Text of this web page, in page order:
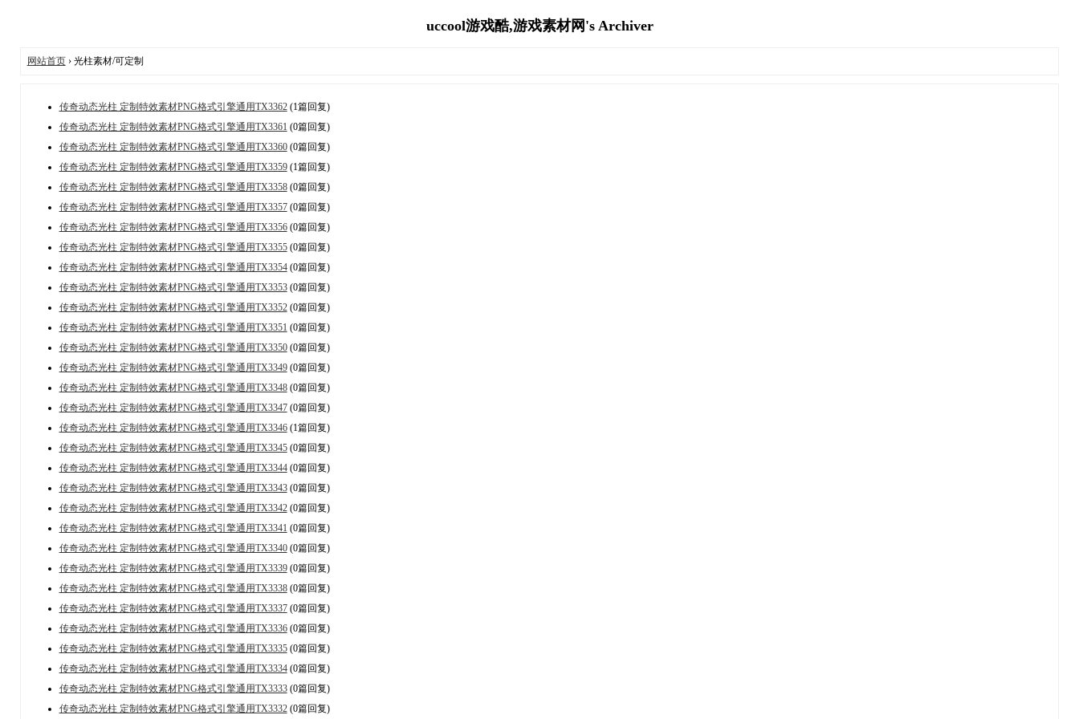
uccool游戏酷,游戏素材网's Archiver
网站首页› 光柱素材/可定制
传奇动态光柱 定制特效素材PNG格式引擎通用TX3362(1篇回复)
传奇动态光柱 定制特效素材PNG格式引擎通用TX3361 (0篇回复)
传奇动态光柱 定制特效素材PNG格式引擎通用TX3360(0篇回复)
传奇动态光柱 定制特效素材PNG格式引擎通用TX3359(1篇回复)
传奇动态光柱 定制特效素材PNG格式引擎通用TX3358(0篇回复)
传奇动态光柱 定制特效素材PNG格式引擎通用TX3357(0篇回复)
传奇动态光柱 定制特效素材PNG格式引擎通用TX3356(0篇回复)
传奇动态光柱 定制特效素材PNG格式引擎通用TX3355(0篇回复)
传奇动态光柱 定制特效素材PNG格式引擎通用TX3354(0篇回复)
传奇动态光柱 定制特效素材PNG格式引擎通用TX3353(0篇回复)
传奇动态光柱 定制特效素材PNG格式引擎通用TX3352(0篇回复)
传奇动态光柱 定制特效素材PNG格式引擎通用TX3351 (0篇回复)
传奇动态光柱 定制特效素材PNG格式引擎通用TX3350(0篇回复)
传奇动态光柱 定制特效素材PNG格式引擎通用TX3349(0篇回复)
传奇动态光柱 定制特效素材PNG格式引擎通用TX3348(0篇回复)
传奇动态光柱 定制特效素材PNG格式引擎通用TX3347(0篇回复)
传奇动态光柱 定制特效素材PNG格式引擎通用TX3346(1篇回复)
传奇动态光柱 定制特效素材PNG格式引擎通用TX3345(0篇回复)
传奇动态光柱 定制特效素材PNG格式引擎通用TX3344(0篇回复)
传奇动态光柱 定制特效素材PNG格式引擎通用TX3343(0篇回复)
传奇动态光柱 定制特效素材PNG格式引擎通用TX3342(0篇回复)
传奇动态光柱 定制特效素材PNG格式引擎通用TX3341 (0篇回复)
传奇动态光柱 定制特效素材PNG格式引擎通用TX3340(0篇回复)
传奇动态光柱 定制特效素材PNG格式引擎通用TX3339(0篇回复)
传奇动态光柱 定制特效素材PNG格式引擎通用TX3338(0篇回复)
传奇动态光柱 定制特效素材PNG格式引擎通用TX3337(0篇回复)
传奇动态光柱 定制特效素材PNG格式引擎通用TX3336(0篇回复)
传奇动态光柱 定制特效素材PNG格式引擎通用TX3335(0篇回复)
传奇动态光柱 定制特效素材PNG格式引擎通用TX3334(0篇回复)
传奇动态光柱 定制特效素材PNG格式引擎通用TX3333(0篇回复)
传奇动态光柱 定制特效素材PNG格式引擎通用TX3332(0篇回复)